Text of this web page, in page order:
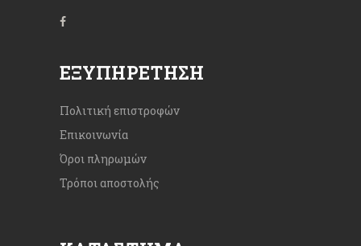
ΕΞΥΠΗΡΈΤΗΣΗ
Πολιτική επιστροφών
Επικοινωνία
Όροι πληρωμών
Τρόποι αποστολής